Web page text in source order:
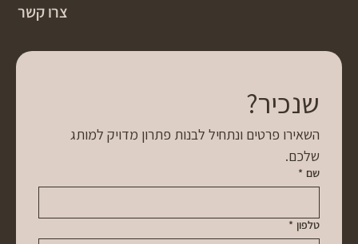
צרו קשר
שנכיר?
השאירו פרטים ונתחיל לבנות פתרון מדויק למותג
שלכם.
שם *
טלפון *